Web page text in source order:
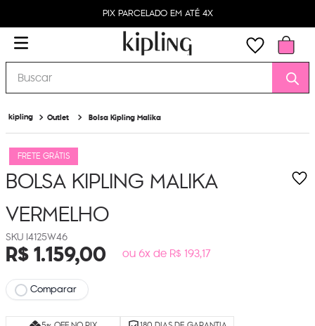
PIX PARCELADO EM ATÉ 4X
Buscar
Outlet Bolsa Kipling Malika
FRETE GRÁTIS
BOLSA KIPLING MALIKA
VERMELHO
I4125W46
R$1.159,00 ou 6x de R$ 193,17
Comparar